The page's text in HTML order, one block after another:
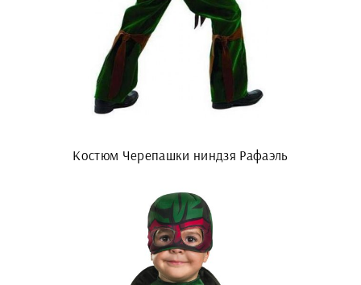
Костюм Черепашки ниндзя Рафаэль